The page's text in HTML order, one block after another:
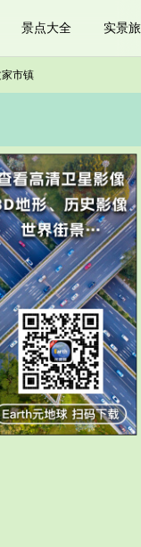
景点大全 实景
市镇